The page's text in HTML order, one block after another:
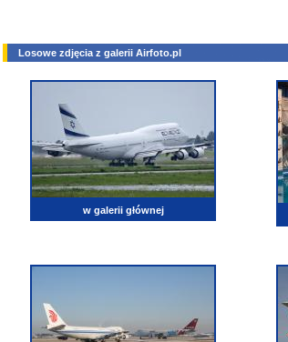
Losowe zdjęcia z galerii Airfoto.pl
w galerii głównej